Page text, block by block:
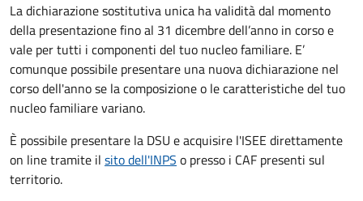
La dichiarazione sostitutiva unica ha validità dal momento
della presentazione fino al 31 dicembre dell’anno in corso e
vale per tutti i componenti del tuo nucleo familiare. E’
comunque possibile presentare una nuova dichiarazione nel
corso dell'anno se la composizione o le caratteristiche del tuo
nucleo familiare variano.
È possibile presentare la DSU e acquisire l'ISEE direttamente
on line tramite il sito dell'INPS o presso i CAF presenti sul
territorio.